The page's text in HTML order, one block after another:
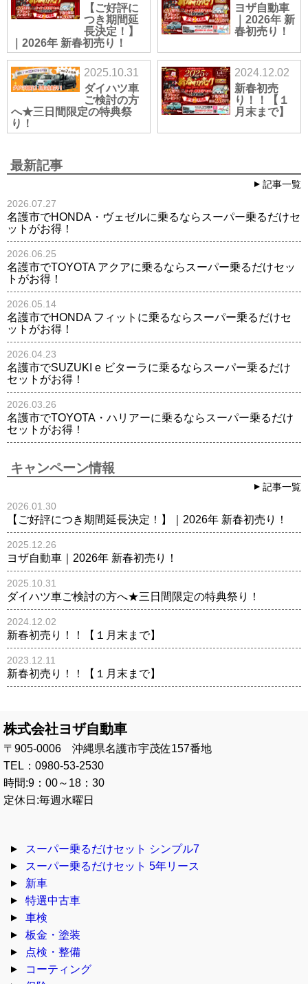
【ご好評に
つき期間延
長決定！】
｜2026年 新春初売り！
ヨザ自動車
｜2026年 新
春初売り！
2025.10.31
ダイハツ車
ご検討の方
へ★三日間限定の特典祭
り！
2024.12.02
新春初売
り！！【１
月末まで】
最新記事
記事一覧
2026.07.27
名護市でHONDA・ヴェゼルに乗るならスーパー乗るだけセ
ットがお得！
2026.06.25
名護市でTOYOTA アクアに乗るならスーパー乗るだけセッ
トがお得！
2026.05.14
名護市でHONDA フィットに乗るならスーパー乗るだけセ
ットがお得！
2026.04.23
名護市でSUZUKI e ビターラに乗るならスーパー乗るだけ
セットがお得！
2026.03.26
名護市でTOYOTA・ハリアーに乗るならスーパー乗るだけ
セットがお得！
キャンペーン情報
記事一覧
2026.01.30
【ご好評につき期間延長決定！】｜2026年 新春初売り！
2025.12.26
ヨザ自動車｜2026年 新春初売り！
2025.10.31
ダイハツ車ご検討の方へ★三日間限定の特典祭り！
2024.12.02
新春初売り！！【１月末まで】
2023.12.11
新春初売り！！【１月末まで】
株式会社ヨザ自動車
〒905-0006 沖縄県名護市宇茂佐157番地
TEL：0980-53-2530
時間:9：00～18：30
定休日:毎週水曜日
スーパー乗るだけセット シンプル7
スーパー乗るだけセット 5年リース
新車
特選中古車
車検
板金・塗装
点検・整備
コーティング